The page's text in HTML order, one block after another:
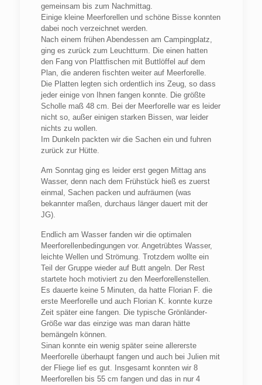
gemeinsam bis zum Nachmittag.
Einige kleine Meerforellen und schöne Bisse konnten
dabei noch verzeichnet werden.
Nach einem frühen Abendessen am Campingplatz,
ging es zurück zum Leuchtturm. Die einen hatten
den Fang von Plattfischen mit Buttlöffel auf dem
Plan, die anderen fischten weiter auf Meerforelle.
Die Platten legten sich ordentlich ins Zeug, so dass
jeder einige von Ihnen fangen konnte. Die größte
Scholle maß 48 cm. Bei der Meerforelle war es leider
nicht so, außer einigen starken Bissen, war leider
nichts zu wollen.
Im Dunkeln packten wir die Sachen ein und fuhren
zurück zur Hütte.
Am Sonntag ging es leider erst gegen Mittag ans
Wasser, denn nach dem Frühstück hieß es zuerst
einmal, Sachen packen und aufräumen (was
bekannter maßen, durchaus länger dauert mit der
JG).
Endlich am Wasser fanden wir die optimalen
Meerforellenbedingungen vor. Angetrübtes Wasser,
leichte Wellen und Strömung. Trotzdem wollte ein
Teil der Gruppe wieder auf Butt angeln. Der Rest
startete hoch motiviert zu den Meerforellenstellen.
Es dauerte keine 5 Minuten, da hatte Florian F. die
erste Meerforelle und auch Florian K. konnte kurze
Zeit später eine fangen. Die typische Grönländer-
Größe war das einzige was man daran hätte
bemängeln können.
Sinan konnte ein wenig später seine allererste
Meerforelle überhaupt fangen und auch bei Julien mit
der Fliege lief es gut. Insgesamt konnten wir 8
Meerforellen bis 55 cm fangen und das in nur 4